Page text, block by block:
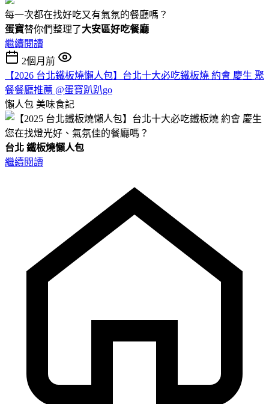
每一次都在找好吃又有氣氛的餐廳嗎？
蛋寶替你們整理了大安區好吃餐廳
繼續閱讀
2個月前
【2026 台北鐵板燒懶人包】台北十大必吃鐵板燒 約會 慶生 聚
餐餐廳推薦 @蛋寶趴趴go
懶人包 美味食記
您在找燈光好、氣氛佳的餐廳嗎？
台北 鐵板燒懶人包
繼續閱讀